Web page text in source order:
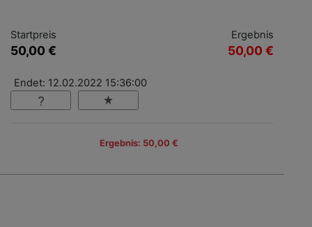
Startpreis
50,00 €
Ergebnis
50,00 €
Endet: 12.02.2022 15:36:00
Ergebnis: 50,00 €